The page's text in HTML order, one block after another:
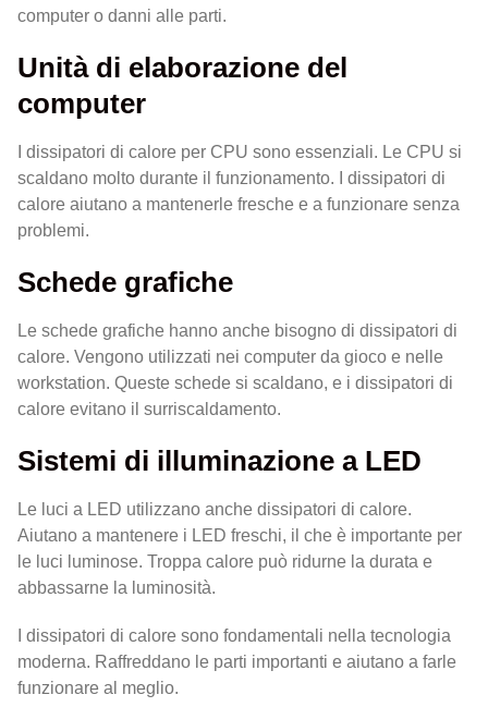
computer o danni alle parti.
Unità di elaborazione del
computer
I dissipatori di calore per CPU sono essenziali. Le CPU si
scaldano molto durante il funzionamento. I dissipatori di
calore aiutano a mantenerle fresche e a funzionare senza
problemi.
Schede grafiche
Le schede grafiche hanno anche bisogno di dissipatori di
calore. Vengono utilizzati nei computer da gioco e nelle
workstation. Queste schede si scaldano, e i dissipatori di
calore evitano il surriscaldamento.
Sistemi di illuminazione a LED
Le luci a LED utilizzano anche dissipatori di calore.
Aiutano a mantenere i LED freschi, il che è importante per
le luci luminose. Troppa calore può ridurne la durata e
abbassarne la luminosità.
I dissipatori di calore sono fondamentali nella tecnologia
moderna. Raffreddano le parti importanti e aiutano a farle
funzionare al meglio.